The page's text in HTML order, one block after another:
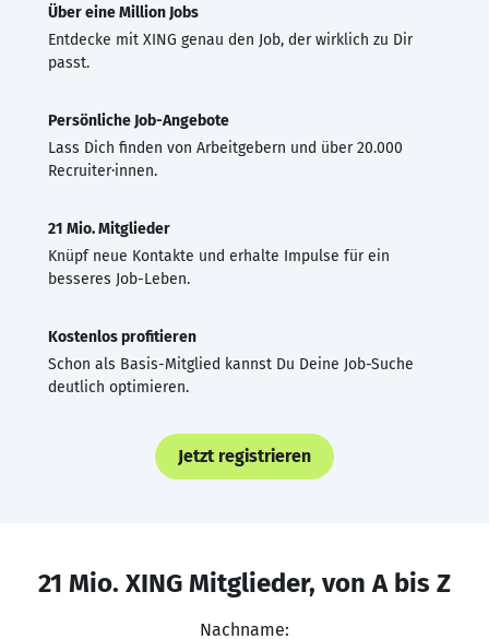
Über eine Million Jobs
Entdecke mit XING genau den Job, der wirklich zu Dir
passt.
Persönliche Job-Angebote
Lass Dich finden von Arbeitgebern und über 20.000
Recruiter·innen.
21 Mio. Mitglieder
Knüpf neue Kontakte und erhalte Impulse für ein
besseres Job-Leben.
Kostenlos profitieren
Schon als Basis-Mitglied kannst Du Deine Job-Suche
deutlich optimieren.
Jetzt registrieren
21 Mio. XING Mitglieder, von A bis Z
Nachname: